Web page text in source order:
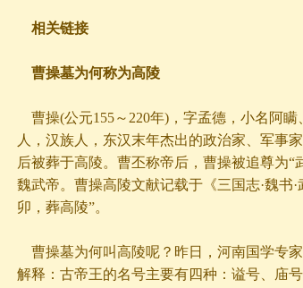
相关链接
曹操墓为何称为高陵
曹操(公元155～220年)，字孟德，小名阿瞒
人，汉族人，东汉末年杰出的政治家、军事
后被葬于高陵。曹丕称帝后，曹操被追尊为“
魏武帝。曹操高陵文献记载于《三国志·魏书
卯，葬高陵”。
曹操墓为何叫高陵呢？昨日，河南国学专
解释：古帝王的名号主要有四种：谥号、庙